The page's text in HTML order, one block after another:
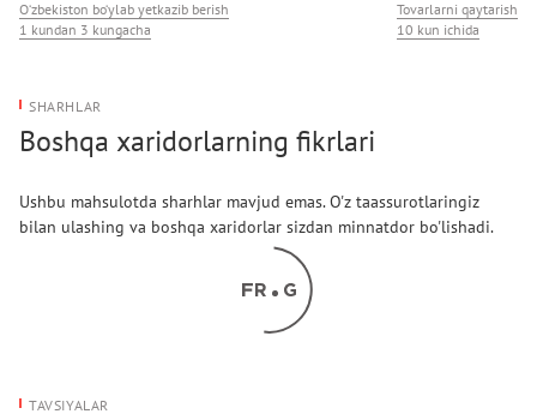
O‘zbekiston bo‘ylab yetkazib berish
1 kundan 3 kungacha
Tovarlarni qaytarish
10 kun ichida
SHARHLAR
Boshqa xaridorlarning fikrlari
Ushbu mahsulotda sharhlar mavjud emas. O'z taassurotlaringiz
bilan ulashing va boshqa xaridorlar sizdan minnatdor bo'lishadi.
TAVSIYALAR